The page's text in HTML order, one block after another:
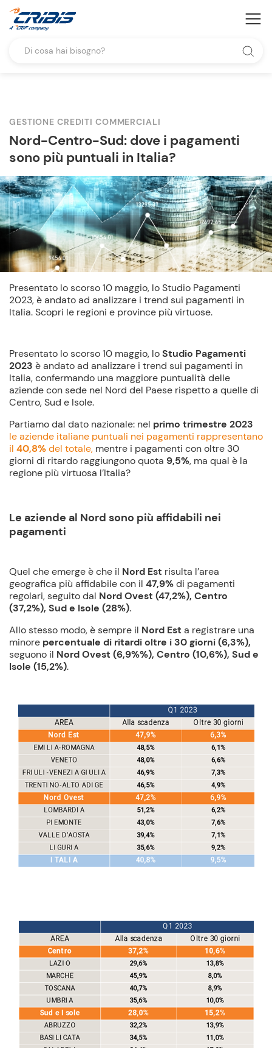
GESTIONE CREDITI COMMERCIALI
Nord-Centro-Sud: dove i pagamenti
sono più puntuali in Italia?
Presentato lo scorso 10 maggio, lo Studio Pagamenti
2023, è andato ad analizzare i trend sui pagamenti in
Italia. Scopri le regioni e province più virtuose.
Presentato lo scorso 10 maggio, loStudio Pagamenti
2023 è andato ad analizzare i trend sui pagamenti in
Italia, confermando una maggiore puntualità delle
aziende con sede nel Nord del Paese rispetto a quelle di
Centro, Sud e Isole.
Partiamo dal dato nazionale: nel primo trimestre 2023
le aziende italiane puntuali nei pagamenti rappresentano
il 40,8%del totale, mentre i pagamenti con oltre 30
giorni di ritardo raggiungono quota 9,5%, ma qual è la
regione più virtuosa l’Italia?
Le aziende al Nord sono più affidabili nei
pagamenti
Quel che emerge è che il Nord Est risulta l’area
geografica più affidabile con il 47,9%di pagamenti
regolari, seguito dal Nord Ovest (47,2%), Centro
(37,2%), Sud e Isole (28%).
Allo stesso modo, è sempre il Nord Est a registrare una
minore percentuale di ritardi oltre i 30 giorni (6,3%),
seguono il Nord Ovest (6,9%%), Centro (10,6%), Sud e
Isole (15,2%).